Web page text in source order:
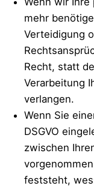
mehr
Verteidigung
Recht, statt
Verarbeitung
verlangen.
Wenn Sie
DSGVO
zwischen
feststeht,